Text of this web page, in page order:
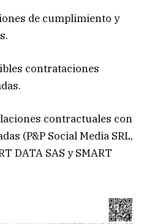
de cumplimiento y
contrataciones
contractuales con
(P&P Social Media SRL,
DATA SAS y SMART